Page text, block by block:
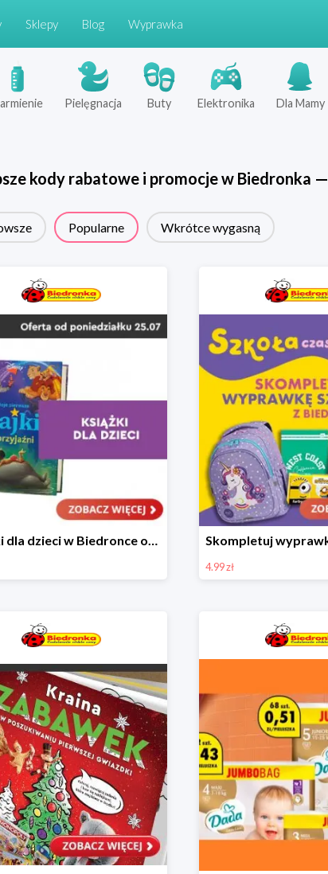
Sklepy Blog Wyprawka
Pielęgnacja Buty Elektronika Dla Mamy
kody rabatowe i promocje w Biedronka —
Popularne Wkrótce wygasną
Książki dla dzieci w Biedronce od 16,99 zł
4.99 zł